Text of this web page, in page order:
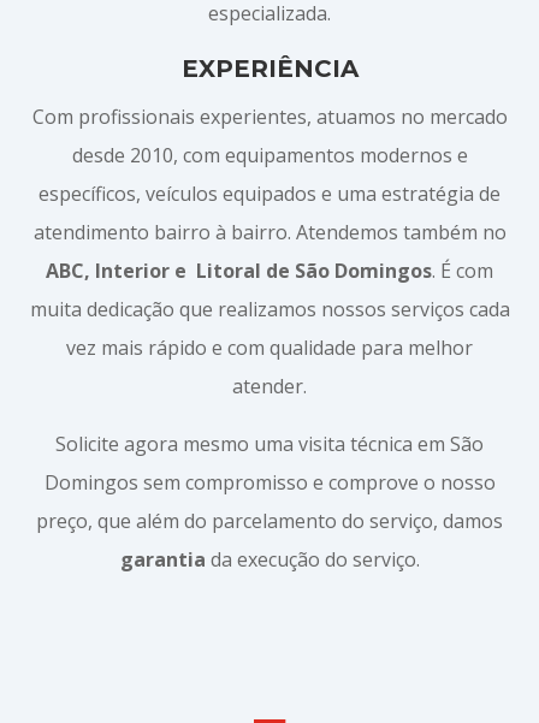
especializada.
EXPERIÊNCIA
Com profissionais experientes, atuamos no mercado
desde 2010, com equipamentos modernos e
específicos, veículos equipados e uma estratégia de
atendimento bairro à bairro. Atendemos também no
ABC, Interior e Litoral de São Domingos. É com
muita dedicação que realizamos nossos serviços cada
vez mais rápido e com qualidade para melhor
atender.
Solicite agora mesmo uma visita técnica em São
Domingos sem compromisso e comprove o nosso
preço, que além do parcelamento do serviço, damos
garantia da execução do serviço.